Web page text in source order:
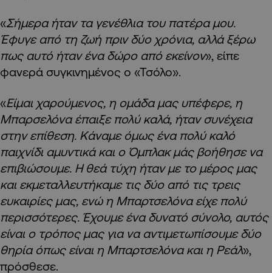
«Σήμερα ήταν τα γενέθλια του πατέρα μου.
Έφυγε από τη ζωή πριν δύο χρόνια, αλλά ξέρω
πως αυτό ήταν ένα δώρο από εκείνον», είπε
φανερά συγκινημένος ο «Τσόλο».
«Είμαι χαρούμενος, η ομάδα μας υπέφερε, η
Μπαρσελόνα έπαιξε πολύ καλά, ήταν συνέχεια
στην επίθεση. Κάναμε όμως ένα πολύ καλό
παιχνίδι αμυντικά και ο Όμπλακ μάς βοήθησε να
επιβιώσουμε. Η θεά τύχη ήταν με το μέρος μας
και εκμεταλλευτήκαμε τις δύο από τις τρεις
ευκαιρίες μας, ενώ η Μπαρτσελόνα είχε πολύ
περισσότερες. Έχουμε ένα δυνατό σύνολο, αυτός
είναι ο τρόπος μας για να αντιμετωπίσουμε δύο
θηρία όπως είναι η Μπαρτσελόνα και η Ρεάλ»,
πρόσθεσε.